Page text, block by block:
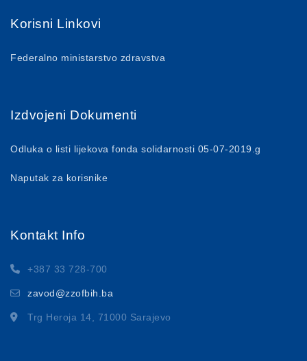
Korisni Linkovi
Federalno ministarstvo zdravstva
Izdvojeni Dokumenti
Odluka o listi lijekova fonda solidarnosti 05-07-2019.g
Naputak za korisnike
Kontakt Info
+387 33 728-700
zavod@zzofbih.ba
Trg Heroja 14, 71000 Sarajevo